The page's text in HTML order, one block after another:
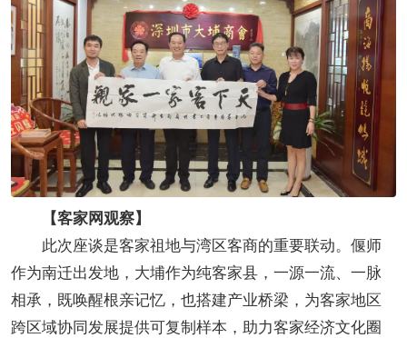
【客家网观察】
此次座谈是客家祖地与湾区客商的重要联动。偃师
作为南迁出发地，大埔作为纯客家县，一源一流、一脉
相承，既唤醒根亲记忆，也搭建产业桥梁，为客家地区
跨区域协同发展提供可复制样本，助力客家经济文化圈